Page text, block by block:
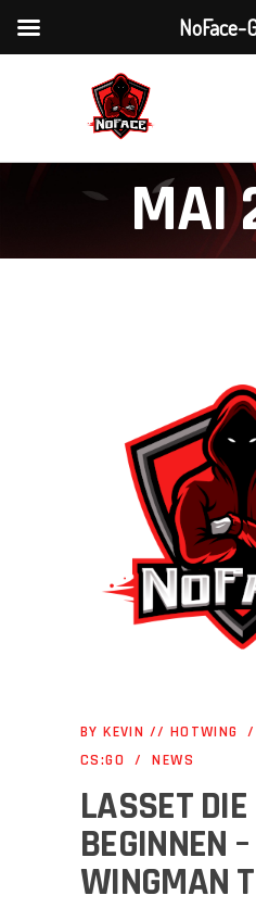
MAI
BYKEVIN // HOTWING
CS:GO
NEWS
LASSET
BEGINNEN
WINGMAN
NoFace-